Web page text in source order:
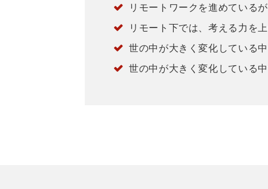
リモートワークを進めている
リモート下では、考える力を
世の中が大きく変化している
世の中が大きく変化している